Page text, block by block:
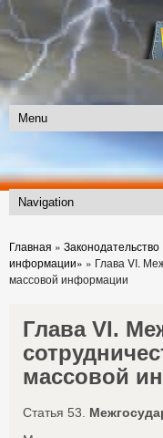
Главная » Законодательство
информации» » Глава VI.
массовой информации
Глава VI.
массовой
Статья 53.